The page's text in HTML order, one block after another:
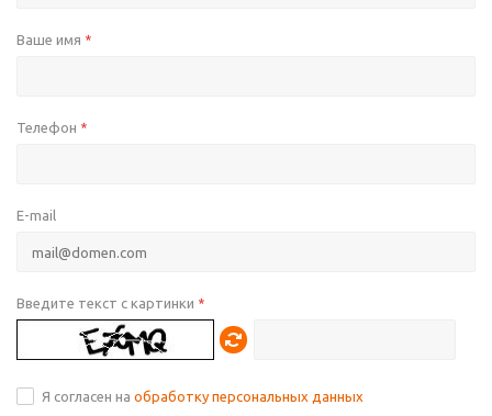
Ваше имя *
Телефон *
E-mail
Введите текст с картинки *
Я согласен на обработку персональных данных